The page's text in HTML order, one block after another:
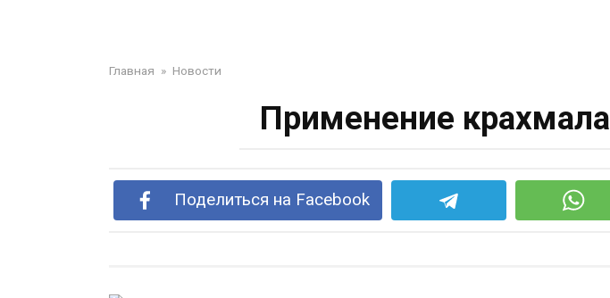
Главная » Новости
Применение крахмала
Поделиться на Facebook